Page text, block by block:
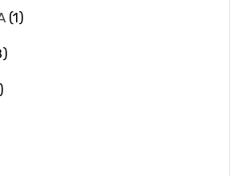
(1)